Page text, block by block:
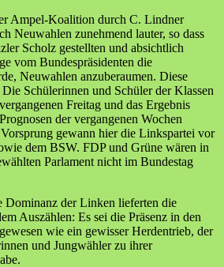
Ampel-Koalition durch C. Lindner
Neuwahlen zunehmend lauter, so dass
Scholz gestellten und absichtlich
vom Bundespräsidenten die
Neuwahlen anzuberaumen. Diese
Schülerinnen und Schüler der Klassen
Freitag und das Ergebnis
der vergangenen Wochen
gewann hier die Linkspartei vor
dem BSW. FDP und Grüne wären in
Parlament nicht im Bundestag
Dominanz der Linken lieferten die
Auszählen: Es sei die Präsenz in den
wie ein gewisser Herdentrieb, der
und Jungwähler zu ihrer